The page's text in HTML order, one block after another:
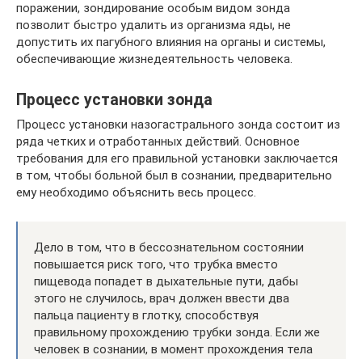
поражении, зондирование особым видом зонда
позволит быстро удалить из организма яды, не
допустить их пагубного влияния на органы и системы,
обеспечивающие жизнедеятельность человека.
Процесс установки зонда
Процесс установки назогастрального зонда состоит из
ряда четких и отработанных действий. Основное
требования для его правильной установки заключается
в том, чтобы больной был в сознании, предварительно
ему необходимо объяснить весь процесс.
Дело в том, что в бессознательном состоянии
повышается риск того, что трубка вместо
пищевода попадет в дыхательные пути, дабы
этого не случилось, врач должен ввести два
пальца пациенту в глотку, способствуя
правильному прохождению трубки зонда. Если же
человек в сознании, в момент прохождения тела